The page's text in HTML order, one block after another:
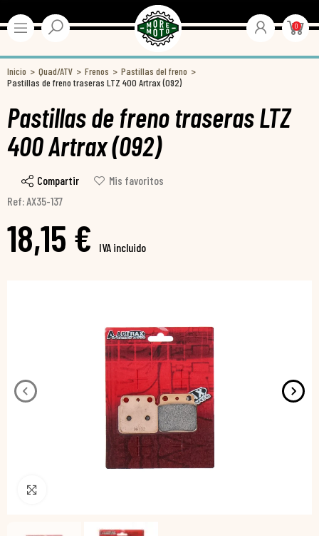
0
Inicio Quad/ATV Frenos
Pastillas del freno
Pastillas de freno traseras LTZ 400 Artrax (092)
Pastillas de freno traseras LTZ
400 Artrax (092)
Compartir
Mis favoritos
Ref: AX35-137
18,15 € IVA incluido